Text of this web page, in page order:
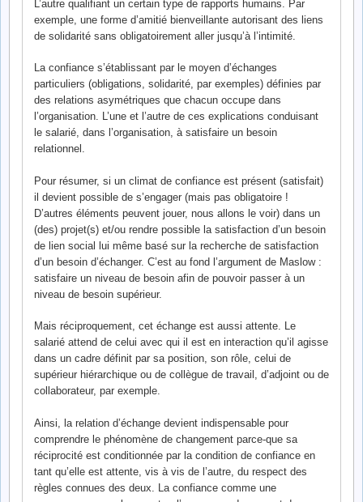
L’autre qualifiant un certain type de rapports humains. Par
exemple, une forme d’amitié bienveillante autorisant des liens
de solidarité sans obligatoirement aller jusqu’à l’intimité.
La confiance s’établissant par le moyen d’échanges
particuliers (obligations, solidarité, par exemples) définies par
des relations asymétriques que chacun occupe dans
l’organisation. L’une et l’autre de ces explications conduisant
le salarié, dans l’organisation, à satisfaire un besoin
relationnel.
Pour résumer, si un climat de confiance est présent (satisfait)
il devient possible de s’engager (mais pas obligatoire !
D’autres éléments peuvent jouer, nous allons le voir) dans un
(des) projet(s) et/ou rendre possible la satisfaction d’un besoin
de lien social lui même basé sur la recherche de satisfaction
d’un besoin d’échanger. C’est au fond l’argument de Maslow :
satisfaire un niveau de besoin afin de pouvoir passer à un
niveau de besoin supérieur.
Mais réciproquement, cet échange est aussi attente. Le
salarié attend de celui avec qui il est en interaction qu’il agisse
dans un cadre définit par sa position, son rôle, celui de
supérieur hiérarchique ou de collègue de travail, d’adjoint ou de
collaborateur, par exemple.
Ainsi, la relation d’échange devient indispensable pour
comprendre le phénomène de changement parce-que sa
réciprocité est conditionnée par la condition de confiance en
tant qu’elle est attente, vis à vis de l’autre, du respect des
règles connues des deux. La confiance comme une